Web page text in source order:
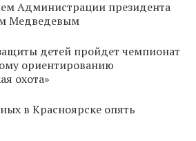
Администрации президента
Медведевым
детей пройдет чемпионат
ориентированию
охота»
в Красноярске опять